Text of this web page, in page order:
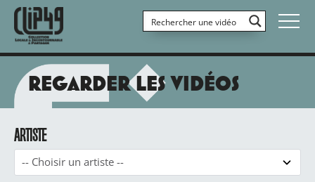
REGARDER LES VIDÉOS
ARTISTE